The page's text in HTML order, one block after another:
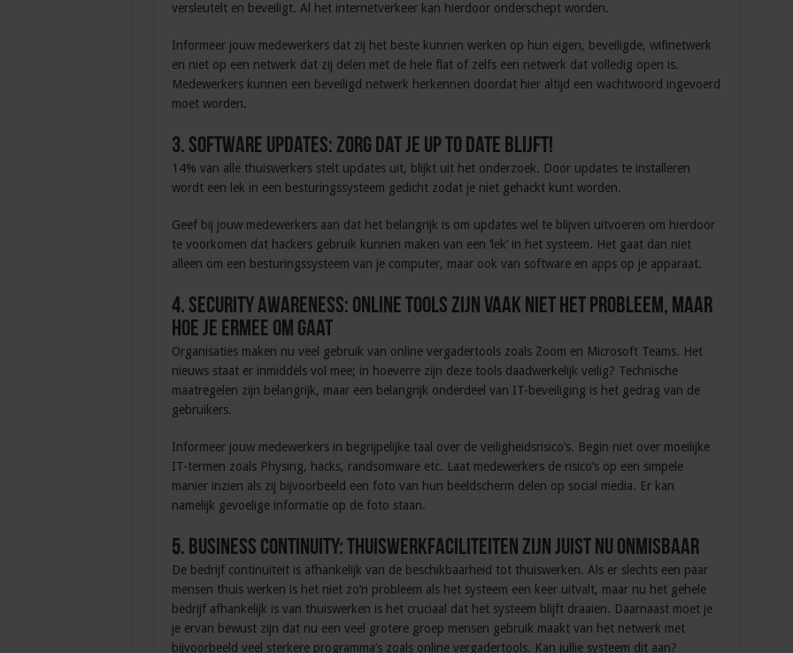
versleutelt en beveiligt. Al het internetverkeer kan hierdoor onderschept worden.
Informeer jouw medewerkers dat zij het beste kunnen werken op hun eigen, beveiligde, wifinetwerk
en niet op een netwerk dat zij delen met de hele flat of zelfs een netwerk dat volledig open is.
Medewerkers kunnen een beveiligd netwerk herkennen doordat hier altijd een wachtwoord ingevoerd
moet worden.
3. Software updates: Zorg dat je up to date blijft!
14% van alle thuiswerkers stelt updates uit, blijkt uit het onderzoek. Door updates te installeren
wordt een lek in een besturingssysteem gedicht zodat je niet gehackt kunt worden.
Geef bij jouw medewerkers aan dat het belangrijk is om updates wel te blijven uitvoeren om hierdoor
te voorkomen dat hackers gebruik kunnen maken van een ‘lek’ in het systeem. Het gaat dan niet
alleen om een besturingssysteem van je computer, maar ook van software en apps op je apparaat.
4. Security awareness: Online tools zijn vaak niet het probleem, maar
hoe je ermee om gaat
Organisaties maken nu veel gebruik van online vergadertools zoals Zoom en Microsoft Teams. Het
nieuws staat er inmiddels vol mee; in hoeverre zijn deze tools daadwerkelijk veilig? Technische
maatregelen zijn belangrijk, maar een belangrijk onderdeel van IT-beveiliging is het gedrag van de
gebruikers.
Informeer jouw medewerkers in begrijpelijke taal over de veiligheidsrisico’s. Begin niet over moeilijke
IT-termen zoals Physing, hacks, randsomware etc. Laat medewerkers de risico’s op een simpele
manier inzien als zij bijvoorbeeld een foto van hun beeldscherm delen op social media. Er kan
namelijk gevoelige informatie op de foto staan.
5. Business continuity: thuiswerkfaciliteiten zijn juist nu onmisbaar
De bedrijf continuïteit is afhankelijk van de beschikbaarheid tot thuiswerken. Als er slechts een paar
mensen thuis werken is het niet zo’n probleem als het systeem een keer uitvalt, maar nu het gehele
bedrijf afhankelijk is van thuiswerken is het cruciaal dat het systeem blijft draaien. Daarnaast moet je
je ervan bewust zijn dat nu een veel grotere groep mensen gebruik maakt van het netwerk met
bijvoorbeeld veel sterkere programma’s zoals online vergadertools. Kan jullie systeem dit aan?